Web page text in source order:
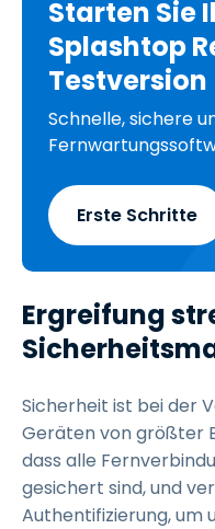
Starten Sie
Splashtop
Testversion
Schnelle, sichere
Erste Schritte
Ergreifung
Sicherheit ist bei der
Geräten von größter
dass alle
gesichert sind, und
Authentifizierung, um